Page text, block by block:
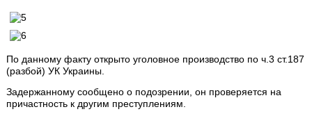
По данному факту открыто уголовное производство по ч.3 ст.187
(разбой) УК Украины.
Задержанному сообщено о подозрении, он проверяется на
причастность к другим преступлениям.